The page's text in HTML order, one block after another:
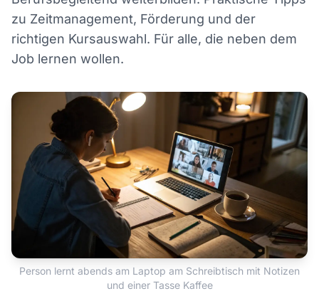
zu Zeitmanagement, Förderung und der
richtigen Kursauswahl. Für alle, die neben dem
Job lernen wollen.
Person lernt abends am Laptop am Schreibtisch mit Notizen
und einer Tasse Kaffee